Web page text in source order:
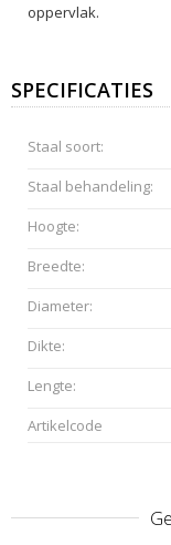
oppervlak.
SPECIFICATIES
Staal soort:
Staal behandeling:
Hoogte:
Breedte:
Diameter:
Dikte:
Lengte:
Artikelcode